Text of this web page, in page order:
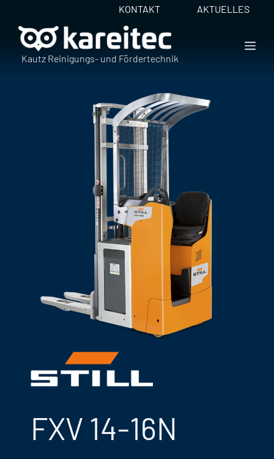
Inhalt
springen
KONTAKT AKTUELLES
Kautz Reinigungs- und Fördertechnik
FXV 14-16N